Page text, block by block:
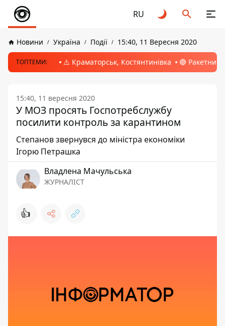
RU
Новини Україна Події 15:40, 11 Вересня 2020
ТОПТЕМИ: ⚠️ Краматорськ, Костянтинівка 🔴 Ракетний
15:40, 11 вересня 2020
У МОЗ просять Госпотребслужбу
посилити контроль за карантином
Степанов звернувся до міністра економіки
Ігорю Петрашка
Владлена Мачульська
ЖУРНАЛІСТ
👍